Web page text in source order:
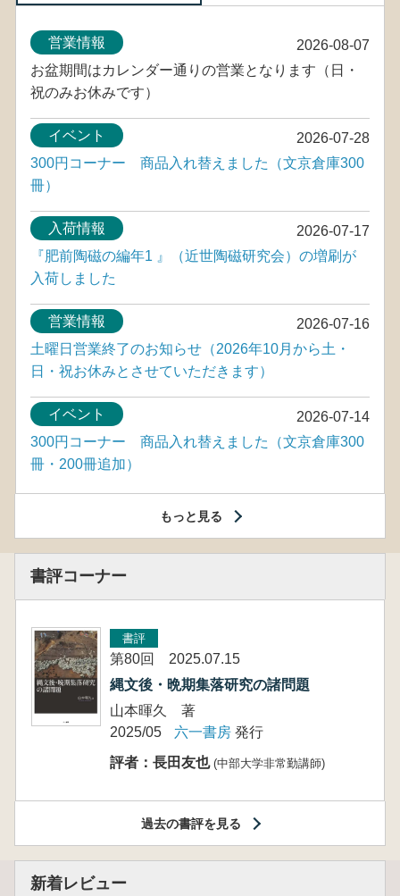
2026-08-07
営業情報
お盆期間はカレンダー通りの営業となります（日・
祝のみお休みです）
2026-07-28
イベント
300円コーナー 商品入れ替えました（文京倉庫300
冊）
2026-07-17
入荷情報
『肥前陶磁の編年1 』（近世陶磁研究会）の増刷が
入荷しました
2026-07-16
営業情報
土曜日営業終了のお知らせ（2026年10月から土・
日・祝お休みとさせていただきます）
2026-07-14
イベント
300円コーナー 商品入れ替えました（文京倉庫300
冊・200冊追加）
もっと見る
書評コーナー
書評
第80回 2025.07.15
縄文後・晩期集落研究の諸問題
山本暉久 著
2025/05
六一書房 発行
評者：長田友也 (中部大学非常勤講師)
過去の書評を見る
新着レビュー